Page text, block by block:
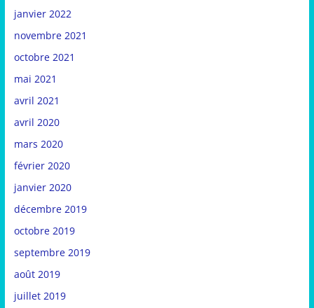
janvier 2022
novembre 2021
octobre 2021
mai 2021
avril 2021
avril 2020
mars 2020
février 2020
janvier 2020
décembre 2019
octobre 2019
septembre 2019
août 2019
juillet 2019